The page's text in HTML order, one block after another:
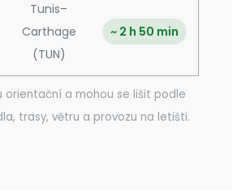
Tunis–
Carthage
(TUN)
~ 2 h 50 min
orientační a mohou se lišit podle
trasy, větru a provozu na letišti.